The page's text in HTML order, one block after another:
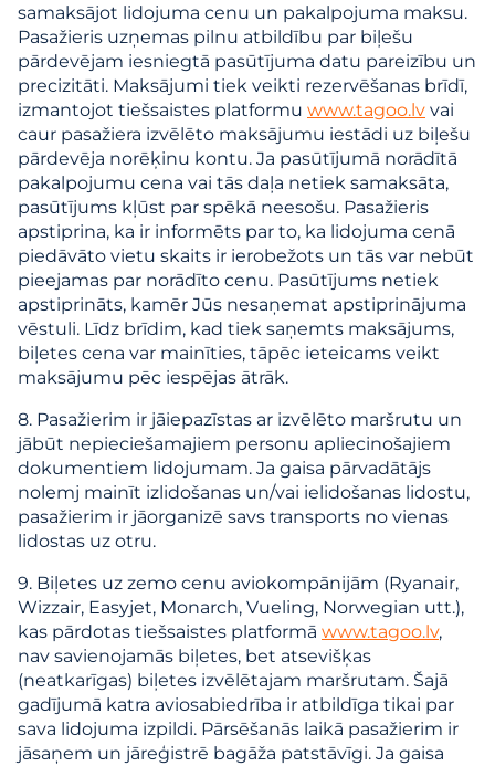
samaksājot lidojuma cenu un pakalpojuma maksu.
Pasažieris uzņemas pilnu atbildību par biļešu
pārdevējam iesniegtā pasūtījuma datu pareizību un
precizitāti. Maksājumi tiek veikti rezervēšanas brīdī,
izmantojot tiešsaistes platformu www.tagoo.lv vai
caur pasažiera izvēlēto maksājumu iestādi uz biļešu
pārdevēja norēķinu kontu. Ja pasūtījumā norādītā
pakalpojumu cena vai tās daļa netiek samaksāta,
pasūtījums kļūst par spēkā neesošu. Pasažieris
apstiprina, ka ir informēts par to, ka lidojuma cenā
piedāvāto vietu skaits ir ierobežots un tās var nebūt
pieejamas par norādīto cenu. Pasūtījums netiek
apstiprināts, kamēr Jūs nesaņemat apstiprinājuma
vēstuli. Līdz brīdim, kad tiek saņemts maksājums,
biļetes cena var mainīties, tāpēc ieteicams veikt
maksājumu pēc iespējas ātrāk.
8. Pasažierim ir jāiepazīstas ar izvēlēto maršrutu un
jābūt nepieciešamajiem personu apliecinošajiem
dokumentiem lidojumam. Ja gaisa pārvadātājs
nolemj mainīt izlidošanas un/vai ielidošanas lidostu,
pasažierim ir jāorganizē savs transports no vienas
lidostas uz otru.
9. Biļetes uz zemo cenu aviokompānijām (Ryanair,
Wizzair, Easyjet, Monarch, Vueling, Norwegian utt.),
kas pārdotas tiešsaistes platformā www.tagoo.lv,
nav savienojamās biļetes, bet atsevišķas
(neatkarīgas) biļetes izvēlētajam maršrutam. Šajā
gadījumā katra aviosabiedrība ir atbildīga tikai par
sava lidojuma izpildi. Pārsēšanās laikā pasažierim ir
jāsaņem un jāreģistrē bagāža patstāvīgi. Ja gaisa